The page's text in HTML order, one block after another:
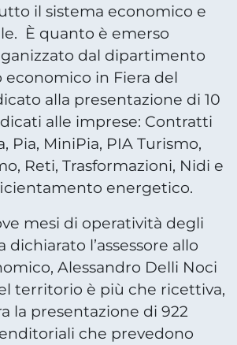
il sistema economico e
È quanto è emerso
dal dipartimento
economico in Fiera del
alla presentazione di 10
alle imprese: Contratti
Pia, MiniPia, PIA Turismo,
Reti, Trasformazioni, Nidi e
energetico.
mesi di operatività degli
l’assessore allo
Alessandro Delli Noci
territorio è più che ricettiva,
la presentazione di 922
che prevedono